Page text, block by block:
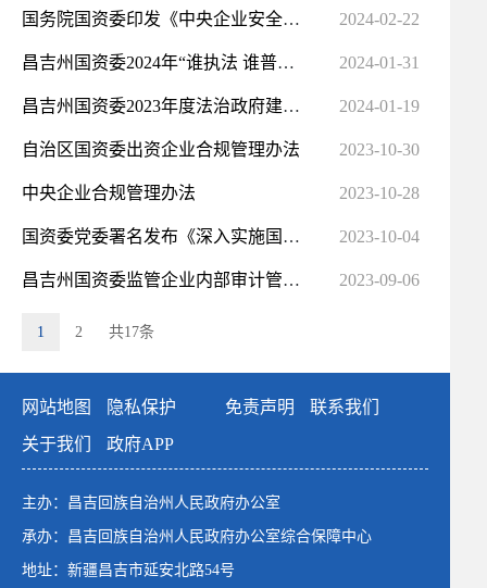
国务院国资委印发《中央企业安全生产监督管理办法》 2024-02-22
昌吉州国资委2024年“谁执法 谁普法”具体普法清单 2024-01-31
昌吉州国资委2023年度法治政府建设 工作总结 2024-01-19
自治区国资委出资企业合规管理办法 2023-10-30
中央企业合规管理办法 2023-10-28
国资委党委署名发布《深入实施国有企业改革深化提升行动》 2023-10-04
昌吉州国资委监管企业内部审计管理暂行规定 2023-09-06
1 2 共17条
网站地图 隐私保护 免责声明
联系我们
关于我们
政府APP
主办：昌吉回族自治州人民政府办公室
承办：昌吉回族自治州人民政府办公室综合保障中心
地址：新疆昌吉市延安北路54号